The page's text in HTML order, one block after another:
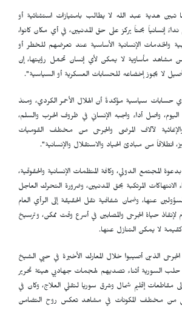
تبين هدية عبد الله لا يطالب بامتيازات استثنائية أو
إنسانياً بحتاً يركز على حق المدنيين، في أي مكان كانوا،
والخدمات الإنسانية الأساسية عند تعرضهم للخطر أو
مشاهد مأساوية لا يمكن لأي إنسان تحمّل رؤيتها، إن
أصيل لا يجوز إخضاعه للحسابات العسكرية أو السياسية".
حسابات سياسية مؤكدةً أن الهلال الأحمر الكردي، ومنذ
عام 2019 وحتى اليوم، واصل أداء واجبه الإنساني في ظروف الحرب والسلم،
لآلاف المرضى والجرحى من مختلف القوميات
انطلاقاً من مبادئ الحياد والاستقلال والإنسانية".
المجتمع الدولي، وكافة المنظمات الإنسانية والحقوقية،
المرتكبة بحق المدنيين، وضرورة التحرك العاجل
عنها، وضمان شفافية نقل الحقيقة إلى الرأي العام
حياة الجرحى والمصابين في أسرع وقت ممكن، وترسيخ
كقيمة لا يمكن التنازل عنها.
الجرحى الذين أصيبوا خلال المعارك الأخيرة في حيي الشيخ
حلب السورية أثناء تصديهم لهجمات جهاديي هيئة تحرير
مقاطعات إقليم شمال وشرق سوريا لتقلي العلاج، وكان في
من مختلف المكونات في مشاهد تعكس روح التضامن